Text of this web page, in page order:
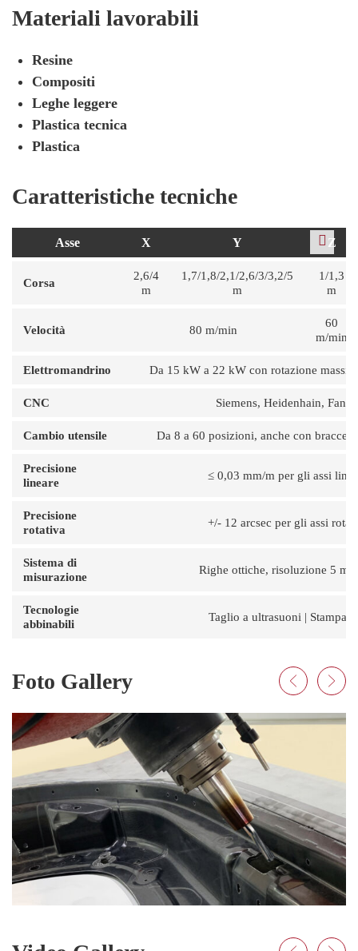
Materiali lavorabili
Resine
Compositi
Leghe leggere
Plastica tecnica
Plastica
Caratteristiche tecniche
Asse X Y Z
Corsa
2,6/4
m
1,7/1,8/2,1/2,6/3/3,2/5
m
1/1,3
m
Velocità 80 m/min
60
m/min
Elettromandrino Da 15 kW a 22 kW con rotazione
CNC Siemens, Heidenhain, Fanuc
Cambio utensile Da 8 a 60 posizioni, anche con
Precisione
lineare
≤ 0,03 mm/m per gli assi
Precisione
rotativa
+/- 12 arcsec per gli assi
Sistema di
misurazione
Righe ottiche, risoluzione 5
Tecnologie
abbinabili
Taglio a ultrasuoni | Stampa
Foto Gallery